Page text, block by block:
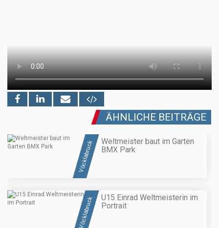
ÄHNLICHE BEITRÄGE
Vöcklabruck
Weltmeister baut im Garten
BMX Park
Vöcklabruck
U15 Einrad Weltmeisterin im
Portrait